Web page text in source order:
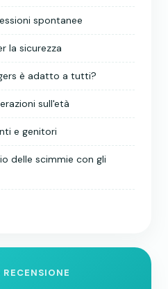
spontanee
la sicurezza
è adatto a tutti?
sull'età
e genitori
delle scimmie con gli
RECENSIONE